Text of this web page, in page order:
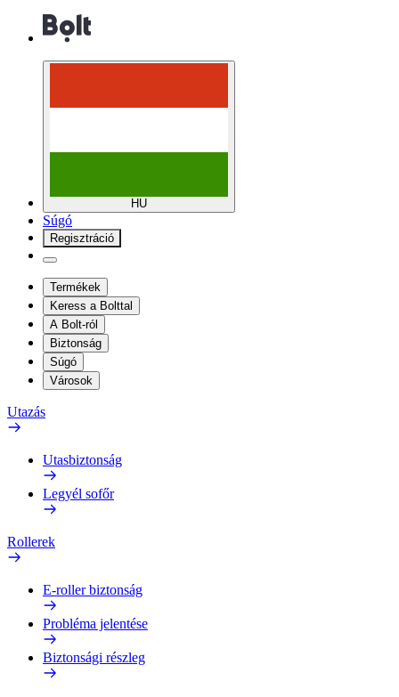
HU
Súgó
Regisztráció
Termékek
Keress a Bolttal
A Bolt-ról
Biztonság
Súgó
Városok
Utazás
Utasbiztonság
Legyél sofőr
Rollerek
E-roller biztonság
Probléma jelentése
Biztonsági részleg